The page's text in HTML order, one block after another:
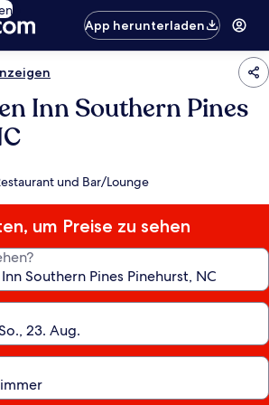
App herunterladen
Inn Southern Pines
und Bar/Lounge
um Preise zu sehen